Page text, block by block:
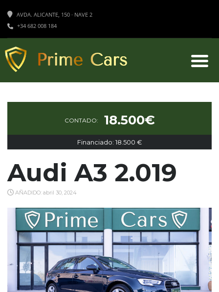
AVDA. ALICANTE, 150 · NAVE 2
+34 682 008 184
CONTADO: 18.500€
Financiado: 18.500 €
Audi A3 2.019
AÑADIDO: abril 30, 2024